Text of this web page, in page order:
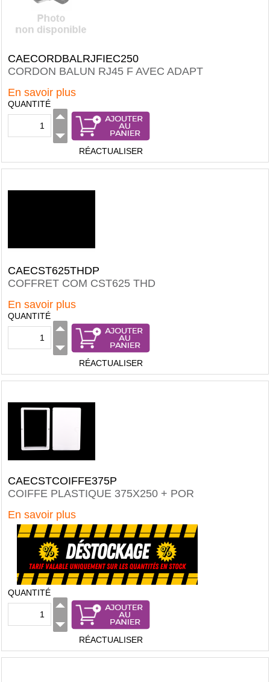
CAECORDBALRJFIEC250
CORDON BALUN RJ45 F AVEC ADAPT
En savoir plus
QUANTITÉ
RÉACTUALISER
CAECST625THDP
COFFRET COM CST625 THD
En savoir plus
QUANTITÉ
RÉACTUALISER
CAECSTCOIFFE375P
COIFFE PLASTIQUE 375X250 + POR
En savoir plus
QUANTITÉ
RÉACTUALISER